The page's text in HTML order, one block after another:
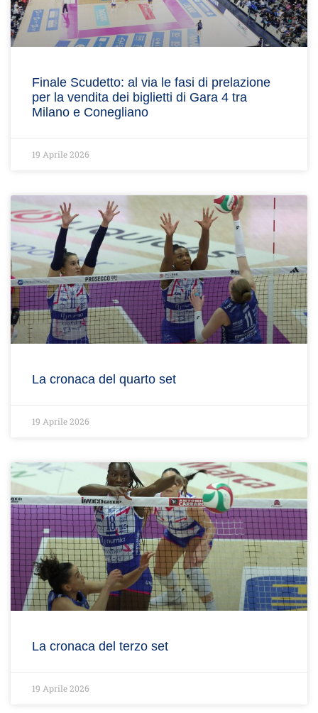
Finale Scudetto: al via le fasi di prelazione
per la vendita dei biglietti di Gara 4 tra
Milano e Conegliano
19 Aprile 2026
La cronaca del quarto set
19 Aprile 2026
La cronaca del terzo set
19 Aprile 2026